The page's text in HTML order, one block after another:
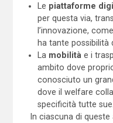
Le piattaforme
per questa via,
l’innovazione,
ha tante possibilità
La mobilità e i
ambito dove
conosciuto un
dove il welfare
specificità tutte sue.
In ciascuna di